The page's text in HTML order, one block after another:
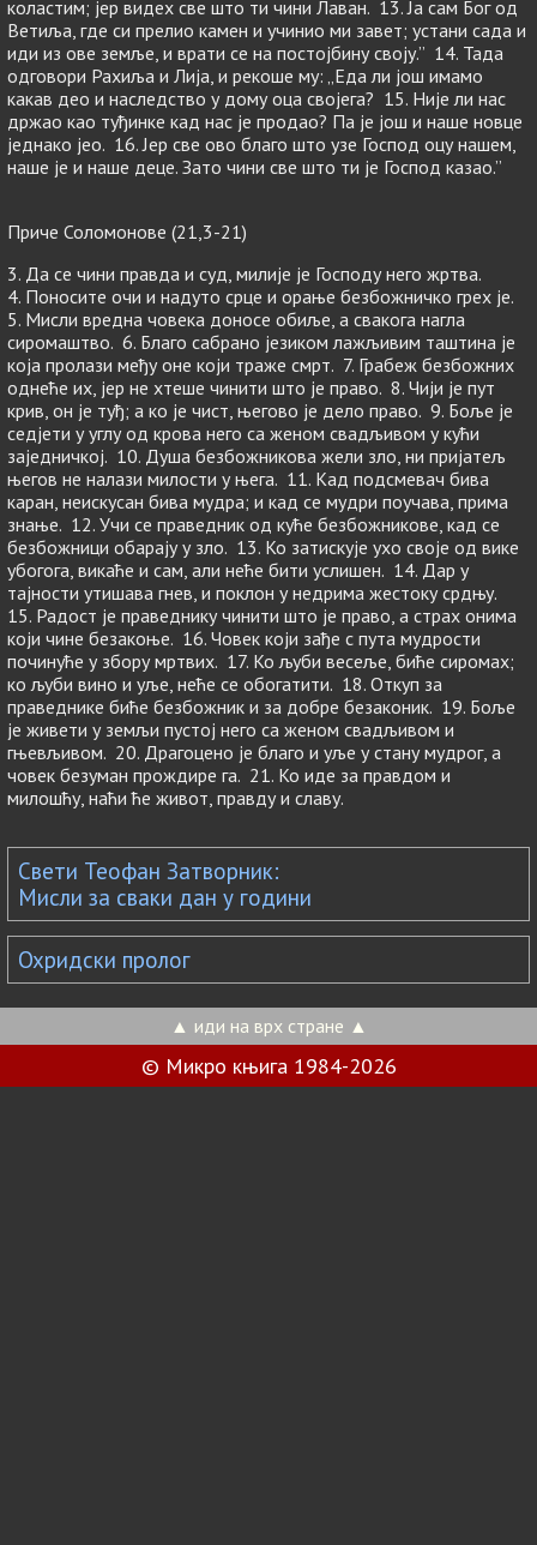
коластим; јер видех све што ти чини Лаван. 13. Ја сам Бог од
Ветиља, где си прелио камен и учинио ми завет; устани сада и
иди из ове земље, и врати се на постојбину своју.” 14. Тада
одговори Рахиља и Лија, и рекоше му: „Еда ли још имамо
какав део и наследство у дому оца својега? 15. Није ли нас
држао као туђинке кад нас је продао? Па је још и наше новце
једнако јео. 16. Јер све ово благо што узе Господ оцу нашем,
наше је и наше деце. Зато чини све што ти је Господ казао.”
Приче Соломонове (21,3-21)
3. Да се чини правда и суд, милије је Господу него жртва.
4. Поносите очи и надуто срце и орање безбожничко грех је.
5. Мисли вредна човека доносе обиље, а свакога нагла
сиромаштво. 6. Благо сабрано језиком лажљивим таштина је
која пролази међу оне који траже смрт. 7. Грабеж безбожних
однеће их, јер не хтеше чинити што је право. 8. Чији је пут
крив, он је туђ; а ко је чист, његово је дело право. 9. Боље је
седјети у углу од крова него са женом свадљивом у кући
заједничкој. 10. Душа безбожникова жели зло, ни пријатељ
његов не налази милости у њега. 11. Кад подсмевач бива
каран, неискусан бива мудра; и кад се мудри поучава, прима
знање. 12. Учи се праведник од куће безбожникове, кад се
безбожници обарају у зло. 13. Ко затискује ухо своје од вике
убогога, викаће и сам, али неће бити услишен. 14. Дар у
тајности утишава гнев, и поклон у недрима жестоку срдњу.
15. Радост је праведнику чинити што је право, а страх онима
који чине безакоње. 16. Човек који зађе с пута мудрости
починуће у збору мртвих. 17. Ко љуби весеље, биће сиромах;
ко љуби вино и уље, неће се обогатити. 18. Откуп за
праведнике биће безбожник и за добре безаконик. 19. Боље
је живети у земљи пустој него са женом свадљивом и
гњевљивом. 20. Драгоцено је благо и уље у стану мудрог, а
човек безуман прождире га. 21. Ко иде за правдом и
милошћу, наћи ће живот, правду и славу.
Свети Теофан Затворник:
Мисли за сваки дан у години
Охридски пролог
▲ иди на врх стране ▲
© Микро књига 1984-2026